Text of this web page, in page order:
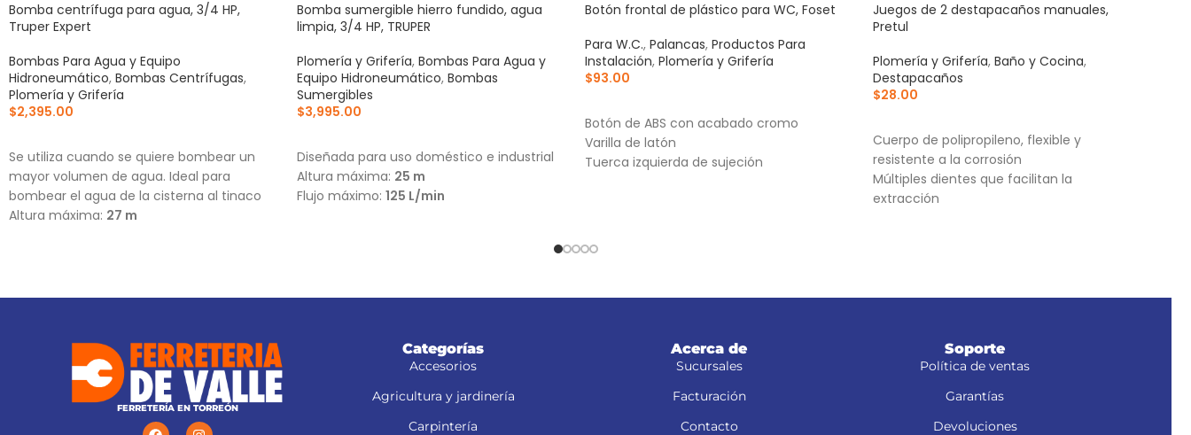
Bomba centrífuga para agua, 3/4 HP,
Truper Expert
Bombas Para Agua y Equipo
Hidroneumático, Bombas Centrífugas,
Plomería y Grifería
$2,395.00
Se utiliza cuando se quiere bombear un
mayor volumen de agua. Ideal para
bombear el agua de la cisterna al tinaco
Altura máxima: 27 m
Bomba sumergible hierro fundido, agua
limpia, 3/4 HP, TRUPER
Plomería y Grifería, Bombas Para Agua y
Equipo Hidroneumático, Bombas
Sumergibles
$3,995.00
Diseñada para uso doméstico e industrial
Altura máxima: 25 m
Flujo máximo: 125 L/min
Botón frontal de plástico para WC, Foset
Para W.C., Palancas, Productos Para
Instalación, Plomería y Grifería
$93.00
Botón de ABS con acabado cromo
Varilla de latón
Tuerca izquierda de sujeción
Juegos de 2 destapacaños manuales,
Pretul
Plomería y Grifería, Baño y Cocina,
Destapacaños
$28.00
Cuerpo de polipropileno, flexible y
resistente a la corrosión
Múltiples dientes que facilitan la
extracción
FERRETERÍA EN TORREÓN
Categorías
Accesorios
Agricultura y jardinería
Carpintería
Acerca de
Sucursales
Facturación
Contacto
Soporte
Política de ventas
Garantías
Devoluciones